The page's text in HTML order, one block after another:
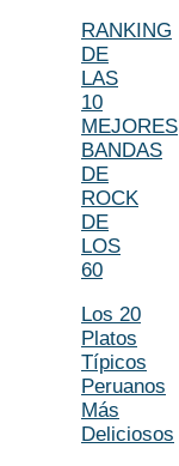
RANKING
DE
LAS
10
MEJORES
BANDAS
DE
ROCK
DE
LOS
60
Los 20
Platos
Típicos
Peruanos
Más
Deliciosos